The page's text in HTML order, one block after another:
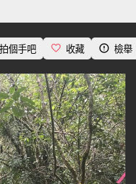
拍個手吧 收藏 檢舉